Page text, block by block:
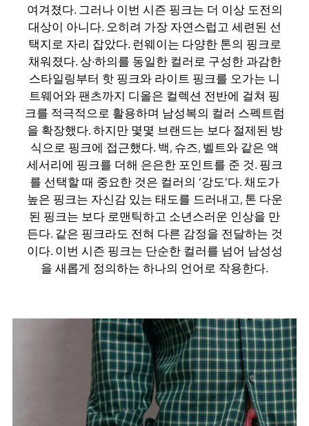
여겨졌다. 그러나 이번 시즌 핑크는 더 이상 도전의
대상이 아니다. 오히려 가장 자연스럽고 세련된 선
택지로 자리 잡았다. 런웨이는 다양한 톤의 핑크로
채워졌다. 상·하의를 동일한 컬러로 구성한 과감한
스타일링부터 핫 핑크와 라이트 핑크를 오가는 니
트웨어와 팬츠까지 디올은 컬렉션 전반에 걸쳐 핑
크를 적극적으로 활용하며 남성복의 컬러 스펙트럼
을 확장했다. 하지만 몇몇 브랜드는 보다 절제된 방
식으로 핑크에 접근했다. 백, 슈즈, 벨트와 같은 액
세서리에 핑크를 더해 은은한 포인트를 준 것. 핑크
를 선택할 때 중요한 것은 컬러의 ‘강도’다. 채도가
높은 핑크는 자신감 있는 태도를 드러내고, 톤 다운
된 핑크는 보다 로맨틱하고 소년스러운 인상을 만
든다. 같은 핑크라도 전혀 다른 감정을 전달하는 것
이다. 이번 시즌 핑크는 단순한 컬러를 넘어 남성성
을 새롭게 정의하는 하나의 언어로 작용한다.